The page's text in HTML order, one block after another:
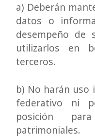
a) Deberán
datos o
desempeño de
utilizarlos en
terceros.
b) No harán
federativo ni
posición
patrimoniales.